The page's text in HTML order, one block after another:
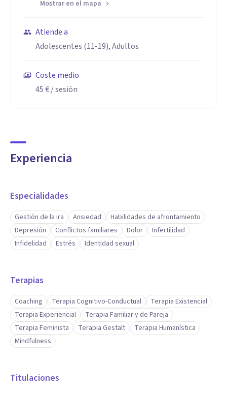
plenamente en su vida.
Trabajo fundamentalmente con adultos y adolescentes. Y
Mostrar en el mapa
Atiende a
Adolescentes (11-19), Adultos
Coste medio
45 €/ sesión
Experiencia
Especialidades
Gestión de la ira Ansiedad
Habilidades de afrontamiento
Depresión
Conflictos familiares Dolor
Infertilidad
Infidelidad
Estrés Identidad sexual
Terapias
Coaching Terapia Cognitivo-Conductual
Terapia Existencial
Terapia Experiencial
Terapia Familiar y de Pareja
Terapia Feminista
Terapia Gestalt
Terapia Humanística
Mindfulness
Titulaciones